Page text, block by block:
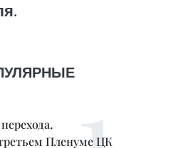
Пленуме ЦК